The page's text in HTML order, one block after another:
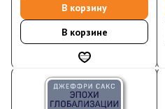
В корзину
В корзине